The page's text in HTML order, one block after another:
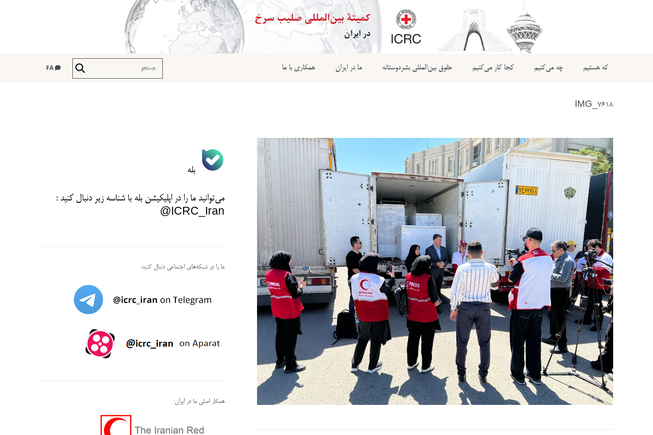
که هستیم چه می‌کنیم کجا کار می‌کنیم حقوق بین‌المللی بشردوستانه ما در ایران همکاری با ما
IMG_7618
بله
می‌توانید ما را در اپلیکیشن بله با شناسه زیردنبال کنید :
ICRC_Iran@
ما را در شبکه‌های اجتماعی دنبال کنید:
همکار اصلی ما در ایران: